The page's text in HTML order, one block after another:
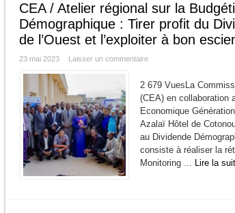
CEA / Atelier régional sur la
Démographique : Tirer profit du
de l’Ouest et l’exploiter à bon
23 mai 2023 Laisser un commentaire
2 679 VuesLa
(CEA) en collaboration
Economique
Azalaï Hôtel de
au Dividende
consiste à réaliser la
Monitoring ... Lire la